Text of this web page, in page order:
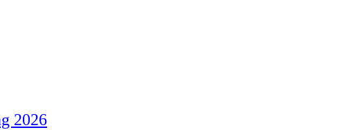
2026